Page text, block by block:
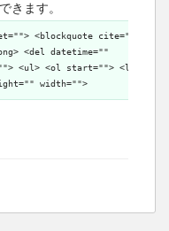
きます。
<blockquote cite="">
<del datetime=""
<ul> <ol start=""> <li>
width="">